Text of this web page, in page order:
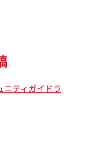
ニティガイドラ